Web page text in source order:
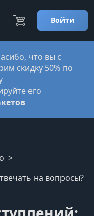
Войти
что вы с
скидку 50% по
его
на вопросы?